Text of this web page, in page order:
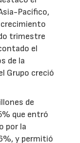
Pacífico,
trimestre
el
de la
Grupo creció
de
que entró
por la
y permitió